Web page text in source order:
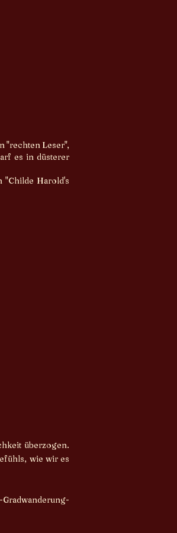
"rechten Leser",
es in düsterer
"Childe Harold's
überzogen.
wie wir es